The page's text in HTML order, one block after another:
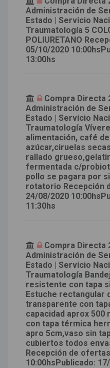
Administración de
Estado | Servicio
Traumatología 5
POLIURETANO
05/10/2020
13:00hs
Compra Directa
Administración de
Estado | Servicio
Traumatología
alimentación, café
azúcar,ciruelas
rallado
fermentada c/
pollo se pagara por
rotatorio Recepción
24/08/2020
11:30hs
Compra Directa
Administración de
Estado | Servicio
Traumatología
resistente con tapa
Estuche rectangular
transparente con
capacidad aprox 500
con tapa térmica
apro 5cm,vaso sin
cubiertos todos
Recepción de
10:00hsPublicado: